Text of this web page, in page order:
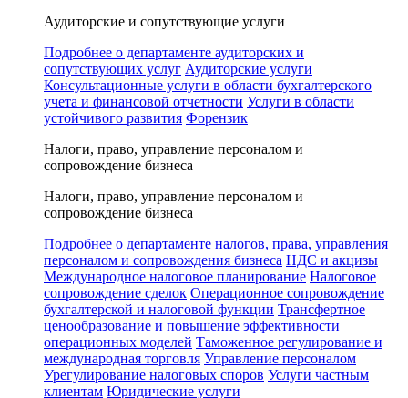
Аудиторские и сопутствующие услуги
Подробнее о департаменте аудиторских и
сопутствующих услуг Аудиторские услуги
Консультационные услуги в области бухгалтерского
учета и финансовой отчетности Услуги в области
устойчивого развития Форензик
Налоги, право, управление персоналом и
сопровождение бизнеса
Налоги, право, управление персоналом и
сопровождение бизнеса
Подробнее о департаменте налогов, права, управления
персоналом и сопровождения бизнеса НДС и акцизы
Международное налоговое планирование Налоговое
сопровождение сделок Операционное сопровождение
бухгалтерской и налоговой функции Трансфертное
ценообразование и повышение эффективности
операционных моделей Таможенное регулирование и
международная торговля Управление персоналом
Урегулирование налоговых споров Услуги частным
клиентам Юридические услуги